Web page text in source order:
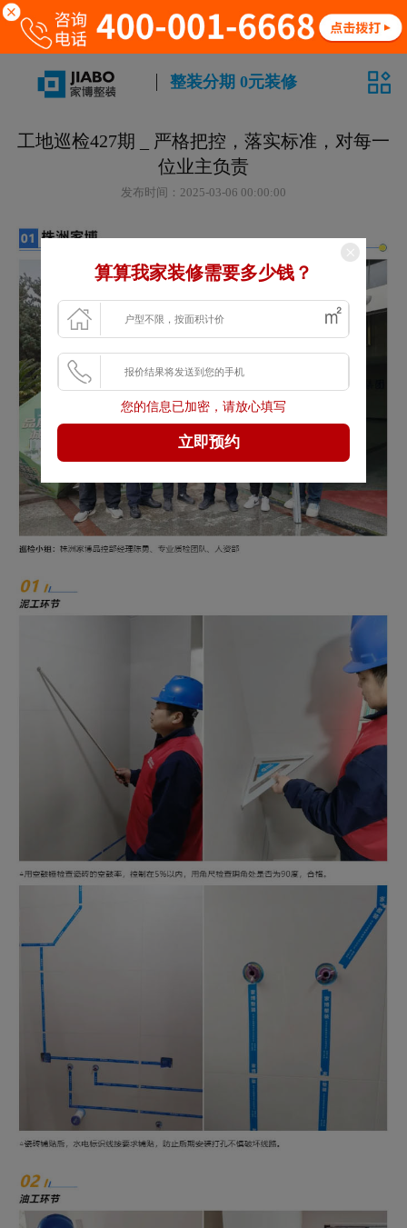
整装分期 0元装修
工地巡检427期 _ 严格把控，落实标准，对每一
位业主负责
发布时间：2025-03-06 00:00:00
算算我家装修需要多少钱？
您的信息已加密，请放心填写